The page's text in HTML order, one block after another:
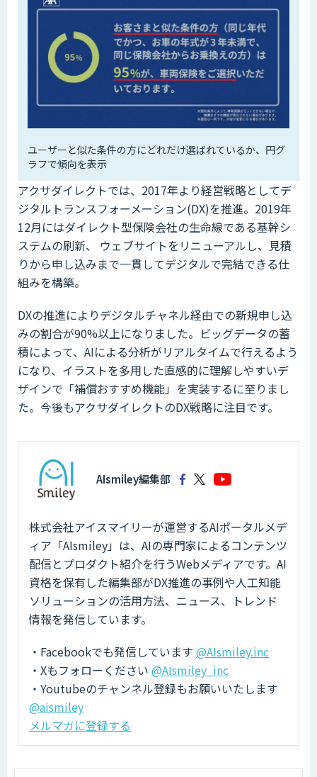
ユーザーと似た条件の方にどれだけ選ばれているか、円グ
ラフで傾向を表示
アクサダイレクトでは、2017年より経営戦略としてデ
ジタルトランスフォーメーション(DX)を推進。2019年
12月にはダイレクト型保険会社の生命線である基幹シ
ステムの刷新、 ウェブサイトをリニューアルし、見積
りから申し込みまで一貫してデジタルで完結できる仕
組みを構築。
DXの推進によりデジタルチャネル経由での新規申し込
みの割合が90%以上になりました。ビッグデータの蓄
積によって、AIによる分析がリアルタイムで行えるよう
になり、イラストを多用した直感的に理解しやすいデ
ザインで「補償おすすめ機能」を実装するに至りまし
た。今後もアクサダイレクトのDX戦略に注目です。
AIsmiley編集部
株式会社アイスマイリーが運営するAIポータルメデ
ィア「AIsmiley」は、AIの専門家によるコンテンツ
配信とプロダクト紹介を行うWebメディアです。AI
資格を保有した編集部がDX推進の事例や人工知能
ソリューションの活用方法、ニュース、トレンド
情報を発信しています。
・Facebookでも発信しています @AIsmiley.inc
・Xもフォローください @AIsmiley_inc
・Youtubeのチャンネル登録もお願いいたします
@aismiley
メルマガに登録する